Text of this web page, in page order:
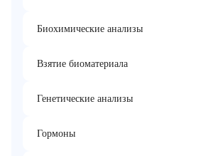
Биохимические анализы
Взятие биоматериала
Генетические анализы
Гормоны